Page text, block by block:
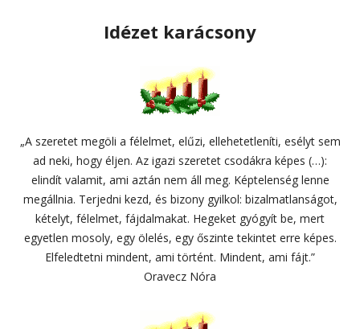
Idézet karácsony
„A szeretet megöli a félelmet, elűzi, ellehetetleníti, esélyt sem
ad neki, hogy éljen. Az igazi szeretet csodákra képes (…):
elindít valamit, ami aztán nem áll meg. Képtelenség lenne
megállnia. Terjedni kezd, és bizony gyilkol: bizalmatlanságot,
kételyt, félelmet, fájdalmakat. Hegeket gyógyít be, mert
egyetlen mosoly, egy ölelés, egy őszinte tekintet erre képes.
Elfeledtetni mindent, ami történt. Mindent, ami fájt.”
Oravecz Nóra